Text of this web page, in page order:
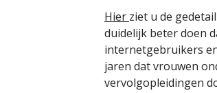
Hier ziet u de
duidelijk beter doen
internetgebruikers
jaren dat vrouwen
vervolgopleidingen